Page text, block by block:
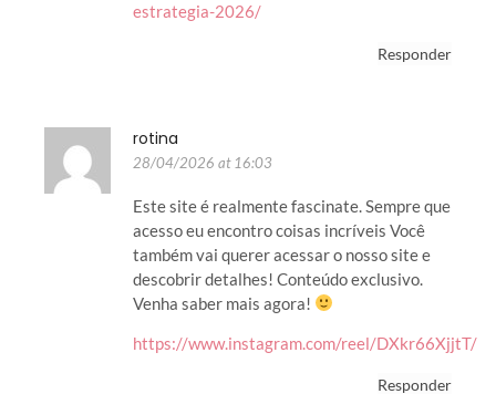
estrategia-2026/
Responder
rotina
28/04/2026 at 16:03
Este site é realmente fascinate. Sempre que
acesso eu encontro coisas incríveis Você
também vai querer acessar o nosso site e
descobrir detalhes! Conteúdo exclusivo.
Venha saber mais agora!
https://www.instagram.com/reel/DXkr66XjjtT/
Responder